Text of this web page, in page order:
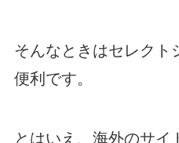
そんなときはセレクト
便利です。
とはいえ、海外のサイ